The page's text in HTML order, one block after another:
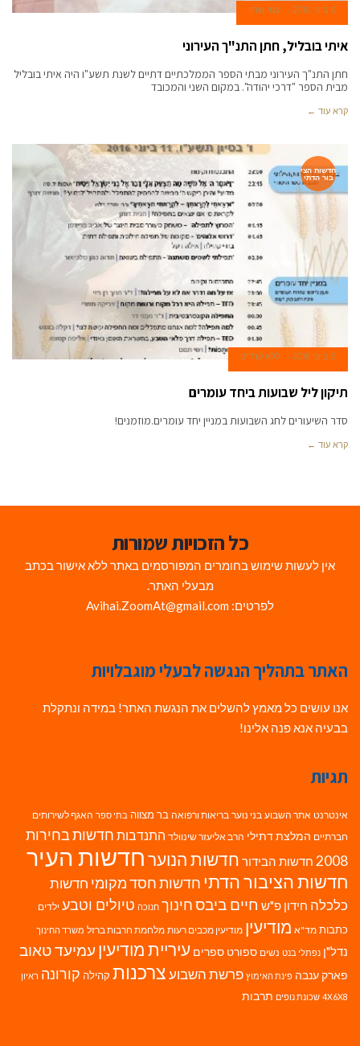
6 ביוני 2016 עמי שרון
איתי בובליל, חתן התנ"ך העירוני
חתן התנ"ך העירוני מבתי הספר הממלכתיים דתיים לשנת תשע"ו היה איתי בובליל
מבית הספר "דרכי יהודה". במקום השני והמכובד
קרא עוד ←
חדשות הצי
בור הדתי
6 ביוני 2016 ללא קרדיט
תיקון ליל שבועות ביחד עומרים
סדר השיעורים לחג השבועות במניין יחד עומרים.מוזמנים!
קרא עוד ←
כל הזכויות שמורות
אין לעשות שימוש בחומרים המפורסמים באתר ללא אישור בכתב
מבעלי האתר.
לפרטים: Avihai.ZoomAt@gmail.com
האתר בתהליך הנגשה לבעלי מוגבלויות
אנו עושים כל מאמץ להשלים את הנגשת האתר! במידה ונתקלת
בבעיה אנא פנה אלינו!
תגיות
אינטרנט אתר השבוע בני נוער בריאות ורפואה בר מצווה בתי ספר האגף לשירותים
חברתיים המלצת דתילי הרב אליעזר שינוולד התנדבות חדשות בחירות
2008 חדשות הבידור חדשות הנוערחדשות העיר
חדשות הציבור הדתי חדשות חסד מקומי חדשות
כלכלה חידון פ"ש חיים ביבסחינוך חנוכה טיולים וטבע ילדים
כתבות מד"א מודיעין מודיעין מכבים רעות מלחמת חרבות ברזל משרד החינוך
נדל"ן נפתלי בנט נשים ספורט ספרים עיריית מודיעין עמיעד טאוב
פארק ענבה פינת האימוץ פרשת השבועצרכנות קהילה קורונה ראיון
4X6X8 שכונת נופים תרבות